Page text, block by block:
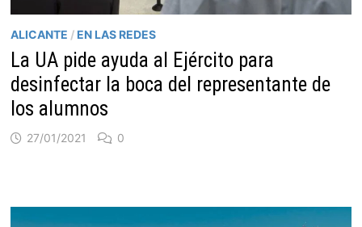
ALICANTE / EN LAS REDES
La UA pide ayuda al Ejército para
desinfectar la boca del representante de
los alumnos
27/01/2021 0